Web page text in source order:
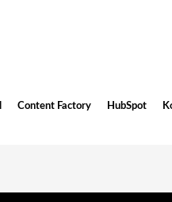
Content Factory HubSpot